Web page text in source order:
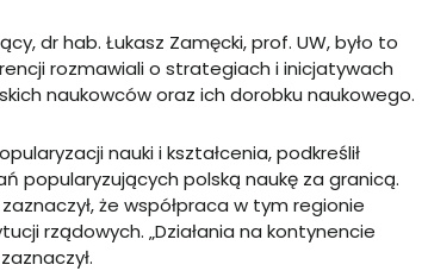
dr hab. Łukasz Zamęcki, prof. UW, było to
rozmawiali o strategiach i inicjatywach
naukowców oraz ich dorobku naukowego.
nauki i kształcenia, podkreślił
popularyzujących polską naukę za granicą.
że współpraca w tym regionie
rządowych. „Działania na kontynencie